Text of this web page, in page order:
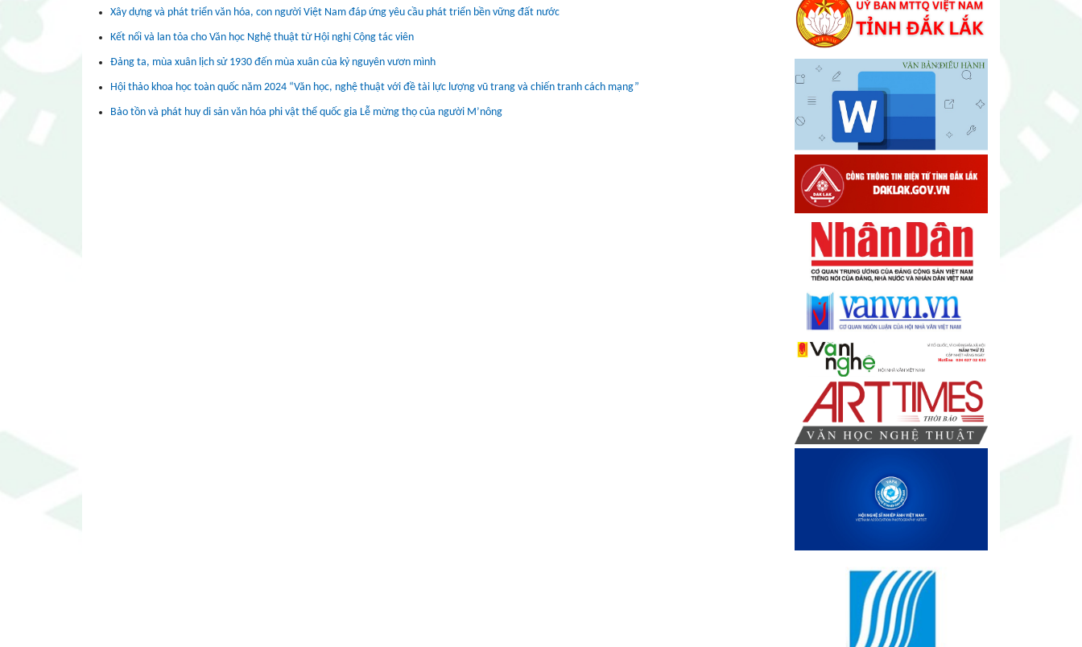
Xây dựng và phát triển văn hóa, con người Việt Nam đáp ứng yêu cầu phát triển bền vững đất nước
Kết nối và lan tỏa cho Văn học Nghệ thuật từ Hội nghị Cộng tác viên
Đảng ta, mùa xuân lịch sử 1930 đến mùa xuân của kỷ nguyên vươn mình
Hội thảo khoa học toàn quốc năm 2024 “Văn học, nghệ thuật với đề tài lực lượng vũ trang và chiến tranh cách mạng”
Bảo tồn và phát huy di sản văn hóa phi vật thể quốc gia Lễ mừng thọ của người M’nông